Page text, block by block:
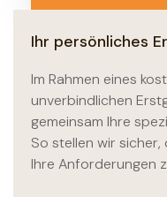
Ihr persönliches
Im Rahmen eines
unverbindlichen
gemeinsam Ihre
So stellen wir
Ihre Anforderungen